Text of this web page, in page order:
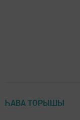
ҺАВА ТОРЫШЫ